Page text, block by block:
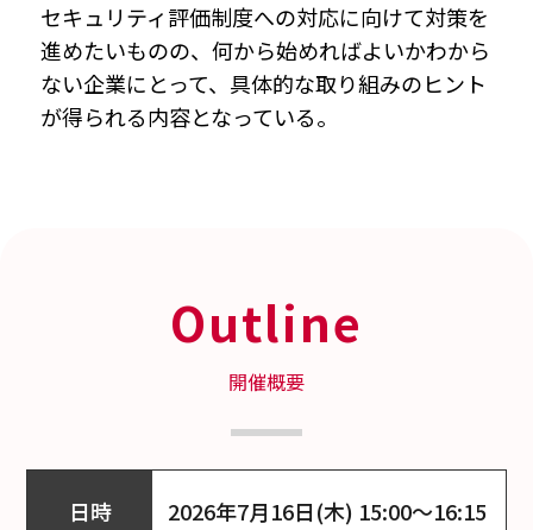
セキュリティ評価制度への対応に向けて対策を
進めたいものの、何から始めればよいかわから
ない企業にとって、具体的な取り組みのヒント
が得られる内容となっている。
Outline
開催概要
日時 2026年7月16日(木) 15:00～16:15